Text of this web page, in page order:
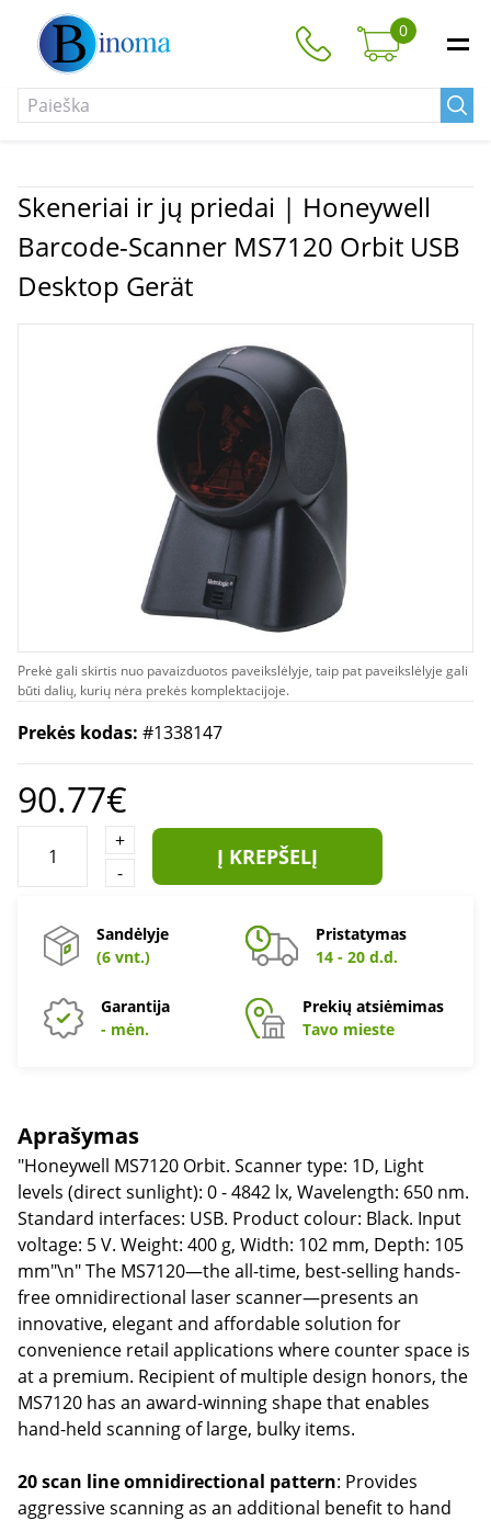
0
Skeneriai ir jų priedai | Honeywell
Barcode-Scanner MS7120 Orbit USB
Desktop Gerät
Prekė gali skirtis nuo pavaizduotos paveikslėlyje, taip pat paveikslėlyje gali
būti dalių, kurių nėra prekės komplektacijoje.
Prekės kodas: #1338147
90.77€
+
-
Į KREPŠELĮ
Sandėlyje
(6 vnt.)
Pristatymas
14 - 20 d.d.
Garantija
- mėn.
Prekių atsiėmimas
Tavo mieste
Aprašymas
"Honeywell MS7120 Orbit. Scanner type: 1D, Light
levels (direct sunlight): 0 - 4842 lx, Wavelength: 650 nm.
Standard interfaces: USB. Product colour: Black. Input
voltage: 5 V. Weight: 400 g, Width: 102 mm, Depth: 105
mm"\n" The MS7120—the all-time, best-selling hands-
free omnidirectional laser scanner—presents an
innovative, elegant and affordable solution for
convenience retail applications where counter space is
at a premium. Recipient of multiple design honors, the
MS7120 has an award-winning shape that enables
hand-held scanning of large, bulky items.
20 scan line omnidirectional pattern: Provides
aggressive scanning as an additional benefit to hand